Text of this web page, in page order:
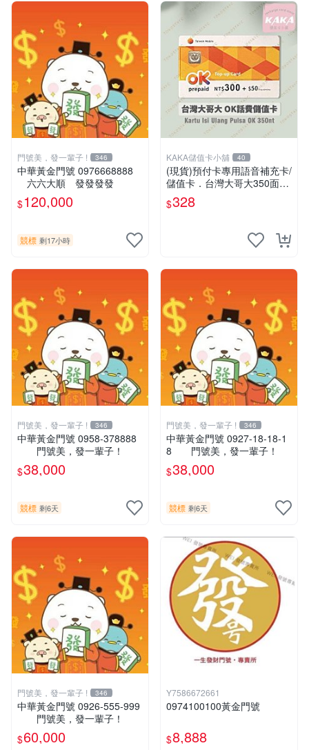
門號美，發一輩子 ! 346
中華黃金門號 0976668888
六六大順 發發發發
$120,000
競標 剩17小時
KAKA儲值卡小舖 40
(現貨)預付卡專用語音補充卡/
儲值卡．台灣大哥大350面額
．OK 350 [KAKA儲值卡小舖]
$328
門號美，發一輩子 ! 346
中華黃金門號 0958-378888
門號美，發一輩子！
$38,000
競標 剩6天
門號美，發一輩子 ! 346
中華黃金門號 0927-18-18-1
8 門號美，發一輩子！
$38,000
競標 剩6天
門號美，發一輩子 ! 346
中華黃金門號 0926-555-999
門號美，發一輩子！
$60,000
Y7586672661
0974100100黃金門號
$8,888